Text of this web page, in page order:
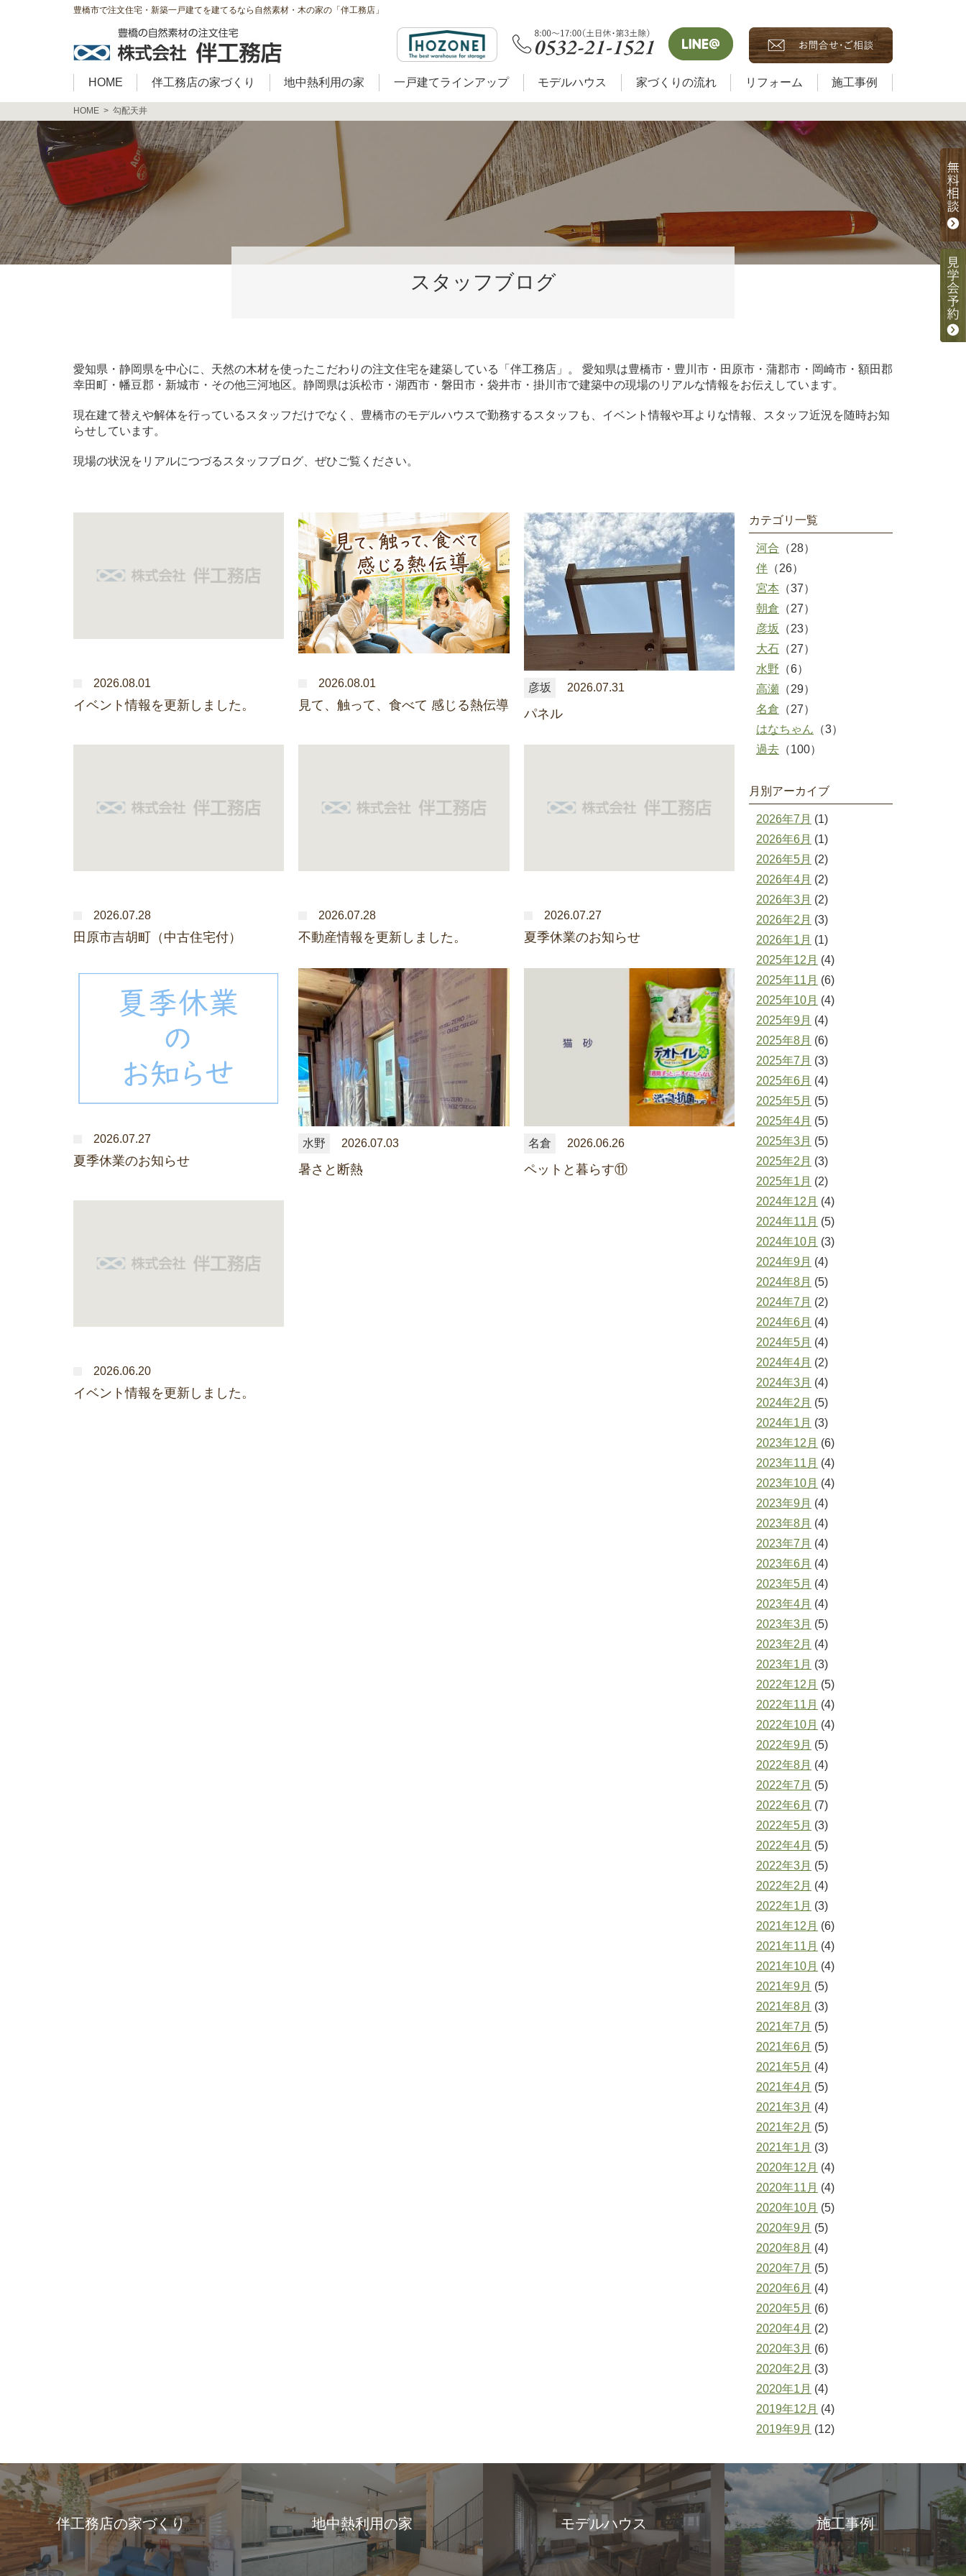
豊橋市で注文住宅・新築一戸建てを建てるなら自然素材・木の家の「伴工務店」
HOME 伴工務店の家づくり 地中熱利用の家 一戸建てラインアップ モデルハウス 家づくりの流れ リフォーム 施工事例
HOME 勾配天井
スタッフブログ
愛知県・静岡県を中心に、天然の木材を使ったこだわりの注文住宅を建築している「伴工務店」。 愛知県は豊橋市・豊川市・田原市・蒲郡市・岡崎市・額田郡
幸田町・幡豆郡・新城市・その他三河地区。静岡県は浜松市・湖西市・磐田市・袋井市・掛川市で建築中の現場のリアルな情報をお伝えしています。
現在建て替えや解体を行っているスタッフだけでなく、豊橋市のモデルハウスで勤務するスタッフも、イベント情報や耳よりな情報、スタッフ近況を随時お知
らせしています。
現場の状況をリアルにつづるスタッフブログ、ぜひご覧ください。
2026.08.01
イベント情報を更新しました。
2026.08.01
見て、触って、食べて 感じる熱伝導
彦坂 2026.07.31
パネル
2026.07.28
田原市吉胡町（中古住宅付）
2026.07.28
不動産情報を更新しました。
2026.07.27
夏季休業のお知らせ
2026.07.27
夏季休業のお知らせ
水野 2026.07.03
暑さと断熱
名倉 2026.06.26
ペットと暮らす⑪
2026.06.20
イベント情報を更新しました。
カテゴリ一覧
河合 （28）
伴 （26）
宮本 （37）
朝倉 （27）
彦坂
（23）
大石 （27）
水野 （6）
高瀬 （29）
名倉 （27）
はなちゃん （3）
過去 （100）
月別アーカイブ
2026年7月 (1)
2026年6月 (1)
2026年5月 (2)
2026年4月 (2)
2026年3月 (2)
2026年2月 (3)
2026年1月 (1)
2025年12月 (4)
2025年11月 (6)
2025年10月 (4)
2025年9月 (4)
2025年8月 (6)
2025年7月 (3)
2025年6月 (4)
2025年5月 (5)
2025年4月 (5)
2025年3月 (5)
2025年2月 (3)
2025年1月 (2)
2024年12月 (4)
2024年11月 (5)
2024年10月 (3)
2024年9月 (4)
2024年8月 (5)
2024年7月 (2)
2024年6月 (4)
2024年5月 (4)
2024年4月 (2)
2024年3月 (4)
2024年2月 (5)
2024年1月 (3)
2023年12月 (6)
2023年11月 (4)
2023年10月 (4)
2023年9月 (4)
2023年8月 (4)
2023年7月 (4)
2023年6月 (4)
2023年5月 (4)
2023年4月 (4)
2023年3月 (5)
2023年2月 (4)
2023年1月 (3)
2022年12月 (5)
2022年11月 (4)
2022年10月 (4)
2022年9月 (5)
2022年8月 (4)
2022年7月 (5)
2022年6月 (7)
2022年5月 (3)
2022年4月 (5)
2022年3月 (5)
2022年2月 (4)
2022年1月 (3)
2021年12月 (6)
2021年11月 (4)
2021年10月 (4)
2021年9月 (5)
2021年8月 (3)
2021年7月 (5)
2021年6月 (5)
2021年5月 (4)
2021年4月 (5)
2021年3月 (4)
2021年2月 (5)
2021年1月 (3)
2020年12月 (4)
2020年11月 (4)
2020年10月 (5)
2020年9月 (5)
2020年8月 (4)
2020年7月 (5)
2020年6月 (4)
2020年5月 (6)
2020年4月 (2)
2020年3月 (6)
2020年2月 (3)
2020年1月 (4)
2019年12月 (4)
2019年9月 (12)
伴工務店の家づくり 地中熱利用の家 モデルハウス 施工事例